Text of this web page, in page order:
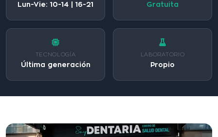
Lun-Vie: 10-14 | 16-21 Gratuita
TECNOLOGÍA
Última generación
LABORATORIO
Propio